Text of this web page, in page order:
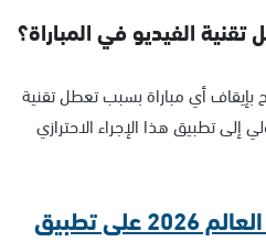
الفيديو في المباراة؟
بإيقاف أي مباراة بسبب تعطل تقنية
إلى تطبيق هذا الإجراء الاحترازي
مسابقة توقعات كأس العالم 2026 على تطبيق